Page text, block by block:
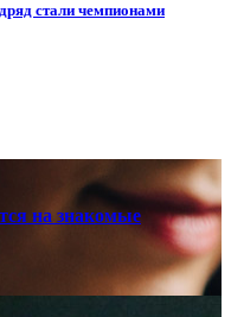
стали чемпионами
на знакомые